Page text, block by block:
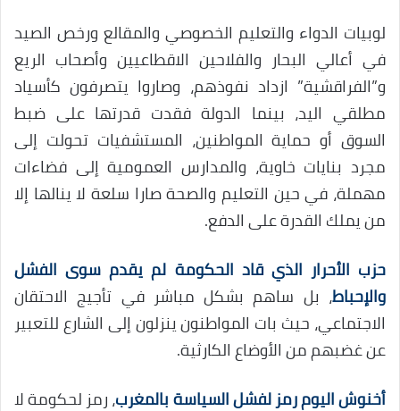
لوبيات الدواء والتعليم الخصوصي والمقالع ورخص الصيد
في أعالي البحار والفلاحين الاقطاعيين وأصحاب الريع
و”الفراقشية” ازداد نفوذهم، وصاروا يتصرفون كأسياد
مطلقي اليد، بينما الدولة فقدت قدرتها على ضبط
السوق أو حماية المواطنين، المستشفيات تحولت إلى
مجرد بنايات خاوية، والمدارس العمومية إلى فضاءات
مهملة، في حين التعليم والصحة صارا سلعة لا ينالها إلا
من يملك القدرة على الدفع.
حزب الأحرار الذي قاد الحكومة لم يقدم سوى الفشل
والإحباط، بل ساهم بشكل مباشر في تأجيج الاحتقان
الاجتماعي، حيث بات المواطنون ينزلون إلى الشارع للتعبير
عن غضبهم من الأوضاع الكارثية.
أخنوش اليوم رمز لفشل السياسة بالمغرب، رمز لحكومة لا